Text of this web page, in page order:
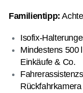
Familientipp:
Isofix-
Mindestens 500
Einkäufe & Co.